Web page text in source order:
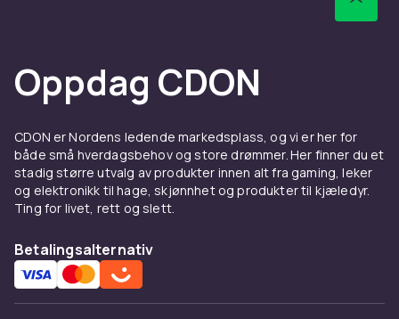
Oppdag CDON
CDON er Nordens ledende markedsplass, og vi er her for
både små hverdagsbehov og store drømmer. Her finner du et
stadig større utvalg av produkter innen alt fra gaming, leker
og elektronikk til hage, skjønnhet og produkter til kjæledyr.
Ting for livet, rett og slett.
Betalingsalternativ